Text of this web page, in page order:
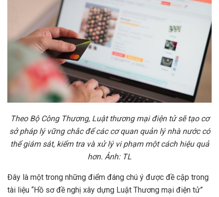
Theo BộCông Thương, Luật thương mại điện tửsẽtạo cơ
sởpháp lý vững chắc đểcác cơquan quản lý nhà nước có
thểgiám sát, kiểm tra và xửlý vi phạm một cách hiệu quả
hơn. Ảnh: TL
Đây là một trong những điểm đáng chú ý được đề cập trong
tài liệu “Hồ sơ đề nghị xây dựng Luật Thương mại điện tử”